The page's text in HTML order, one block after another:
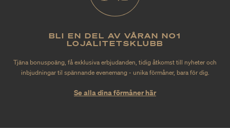
BLI EN DEL AV VÅRAN NO1
LOJALITETSKLUBB
Tjäna bonuspoäng, få exklusiva erbjudanden, tidig åtkomst till nyheter och
inbjudningar til spännande evenemang - unika förmåner, bara för dig.
Se alla dina förmåner här